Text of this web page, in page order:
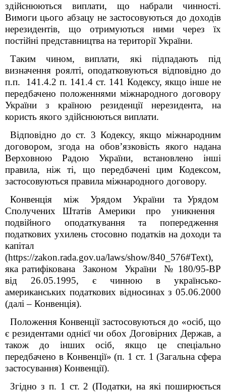
здійснюються виплати, що набрали чинності.
Вимоги цього абзацу не застосовуються до доходів
нерезидентів, що отримуються ними через їх
постійні представництва на території України.
Таким чином, виплати, які підпадають під
визначення роялті, оподатковуються відповідно до
п.п. 141.4.2 п. 141.4 ст. 141 Кодексу, якщо інше не
передбачено положеннями міжнародного договору
України з країною резиденції нерезидента, на
користь якого здійснюються виплати.
Відповідно до ст. 3 Кодексу, якщо міжнародним
договором, згода на обов’язковість якого надана
Верховною Радою України, встановлено інші
правила, ніж ті, що передбачені цим Кодексом,
застосовуються правила міжнародного договору.
Конвенція між Урядом України та Урядом
Сполучених Штатів Америки про уникнення
подвійного оподаткування та попередження
податкових ухилень стосовно податків на доходи та
капітал
(https://zakon.rada.gov.ua/laws/show/840_576#Text),
яка ратифікована Законом України № 180/95-ВР
від 26.05.1995, є чинною в українсько-
американських податкових відносинах з 05.06.2000
(далі – Конвенція).
Положення Конвенції застосовуються до «осіб, що
є резидентами однієї чи обох Договірних Держав, а
також до інших осіб, якщо це спеціально
передбачено в Конвенції» (п. 1 ст. 1 (Загальна сфера
застосування) Конвенції).
Згідно з п. 1 ст. 2 (Податки, на які поширюється